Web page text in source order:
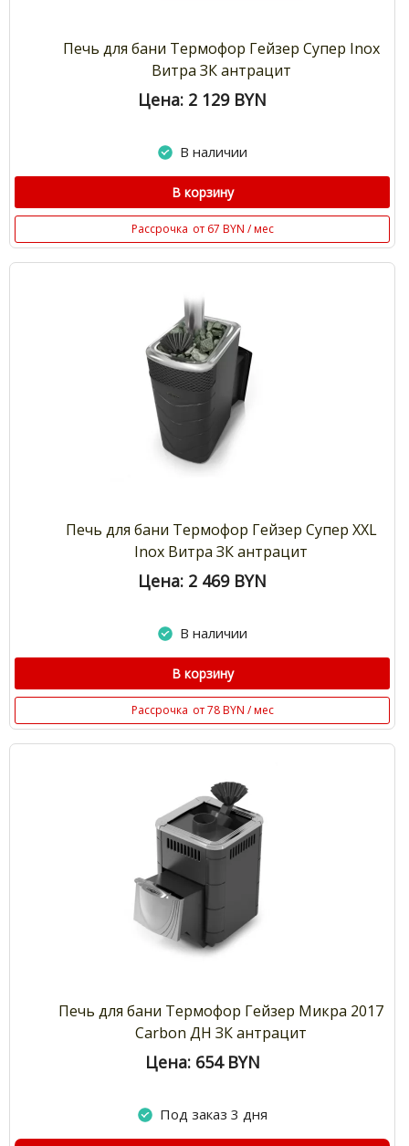
Печь для бани Термофор Гейзер Супер Inox
Витра ЗК антрацит
Цена: 2 129 BYN
В наличии
В корзину
Рассрочка от 67 BYN / мес
Печь для бани Термофор Гейзер Супер XXL
Inox Витра ЗК антрацит
Цена: 2 469 BYN
В наличии
В корзину
Рассрочка от 78 BYN / мес
Печь для бани Термофор Гейзер Микра 2017
Carbon ДН ЗК антрацит
Цена: 654 BYN
Под заказ 3 дня